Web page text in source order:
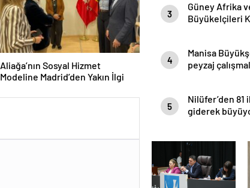
Aliağa’nın Sosyal Hizmet
Modeline Madrid’den Yakın İlgi
3
Güney Afrika
Büyükelçileri
4
Manisa
peyzaj
5
Nilüfer’den
giderek